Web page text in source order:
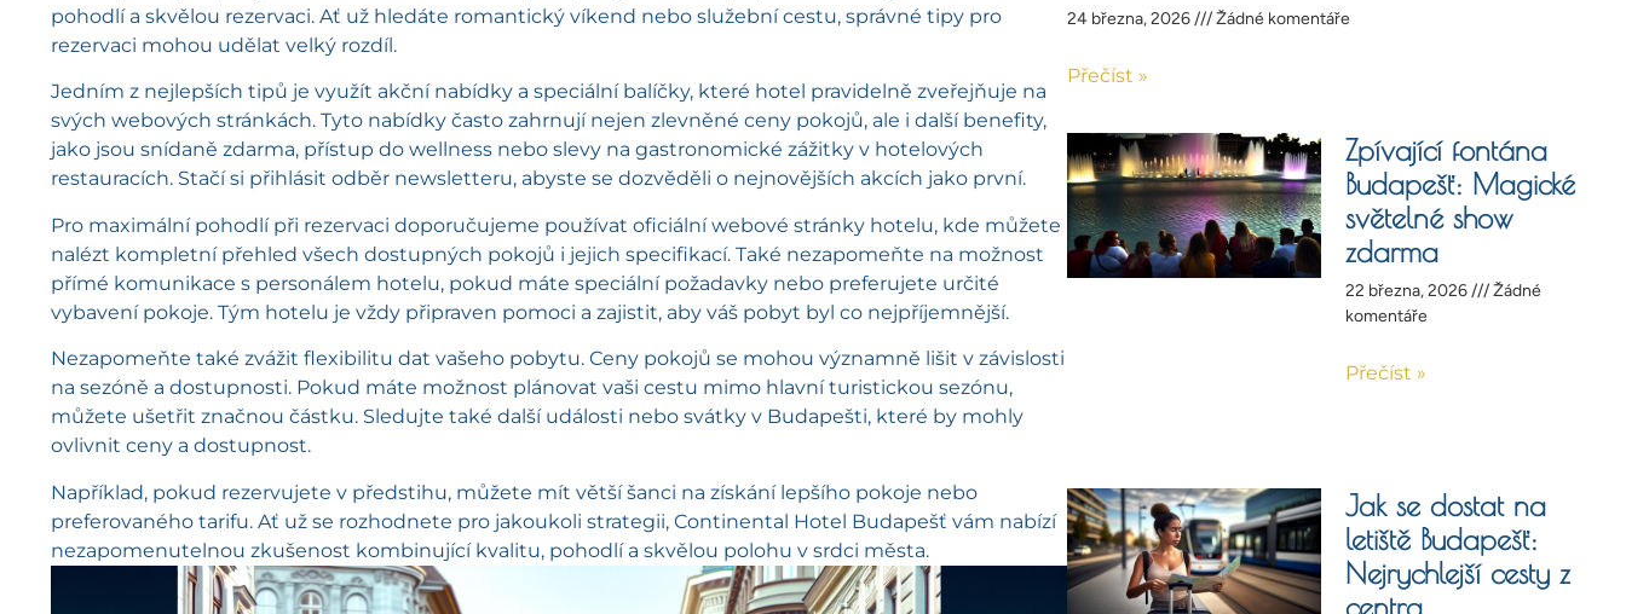
pohodlí a skvělou rezervaci. Ať už hledáte romantický víkend nebo služební cestu, správné tipy pro
rezervaci mohou udělat velký rozdíl.
Jedním z nejlepších tipů je využít akční nabídky a speciální balíčky, které hotel pravidelně zveřejňuje na
svých webových stránkách. Tyto nabídky často zahrnují nejen zlevněné ceny pokojů, ale i další benefity,
jako jsou snídaně zdarma, přístup do wellness nebo slevy na gastronomické zážitky v hotelových
restauracích. Stačí si přihlásit odběr newsletteru, abyste se dozvěděli o nejnovějších akcích jako první.
Pro maximální pohodlí při rezervaci doporučujeme používat oficiální webové stránky hotelu, kde můžete
nalézt kompletní přehled všech dostupných pokojů i jejich specifikací. Také nezapomeňte na možnost
přímé komunikace s personálem hotelu, pokud máte speciální požadavky nebo preferujete určité
vybavení pokoje. Tým hotelu je vždy připraven pomoci a zajistit, aby váš pobyt byl co nejpříjemnější.
Nezapomeňte také zvážit flexibilitu dat vašeho pobytu. Ceny pokojů se mohou významně lišit v závislosti
na sezóně a dostupnosti. Pokud máte možnost plánovat vaši cestu mimo hlavní turistickou sezónu,
můžete ušetřit značnou částku. Sledujte také další události nebo svátky v Budapešti, které by mohly
ovlivnit ceny a dostupnost.
Například, pokud rezervujete v předstihu, můžete mít větší šanci na získání lepšího pokoje nebo
preferovaného tarifu. Ať už se rozhodnete pro jakoukoli strategii, Continental Hotel Budapešť vám nabízí
nezapomenutelnou zkušenost kombinující kvalitu, pohodlí a skvělou polohu v srdci města.
24 března, 2026 Žádné komentáře
Přečíst »
Zpívající fontána
Budapešť: Magické
světelné show
zdarma
22 března, 2026
Žádné
komentáře
Přečíst »
Jak se dostat na
letiště Budapešť:
Nejrychlejší cesty z
centra